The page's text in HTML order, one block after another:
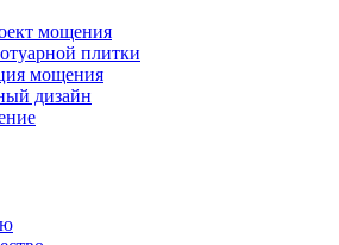
мощения
плитки
мощения
дизайн